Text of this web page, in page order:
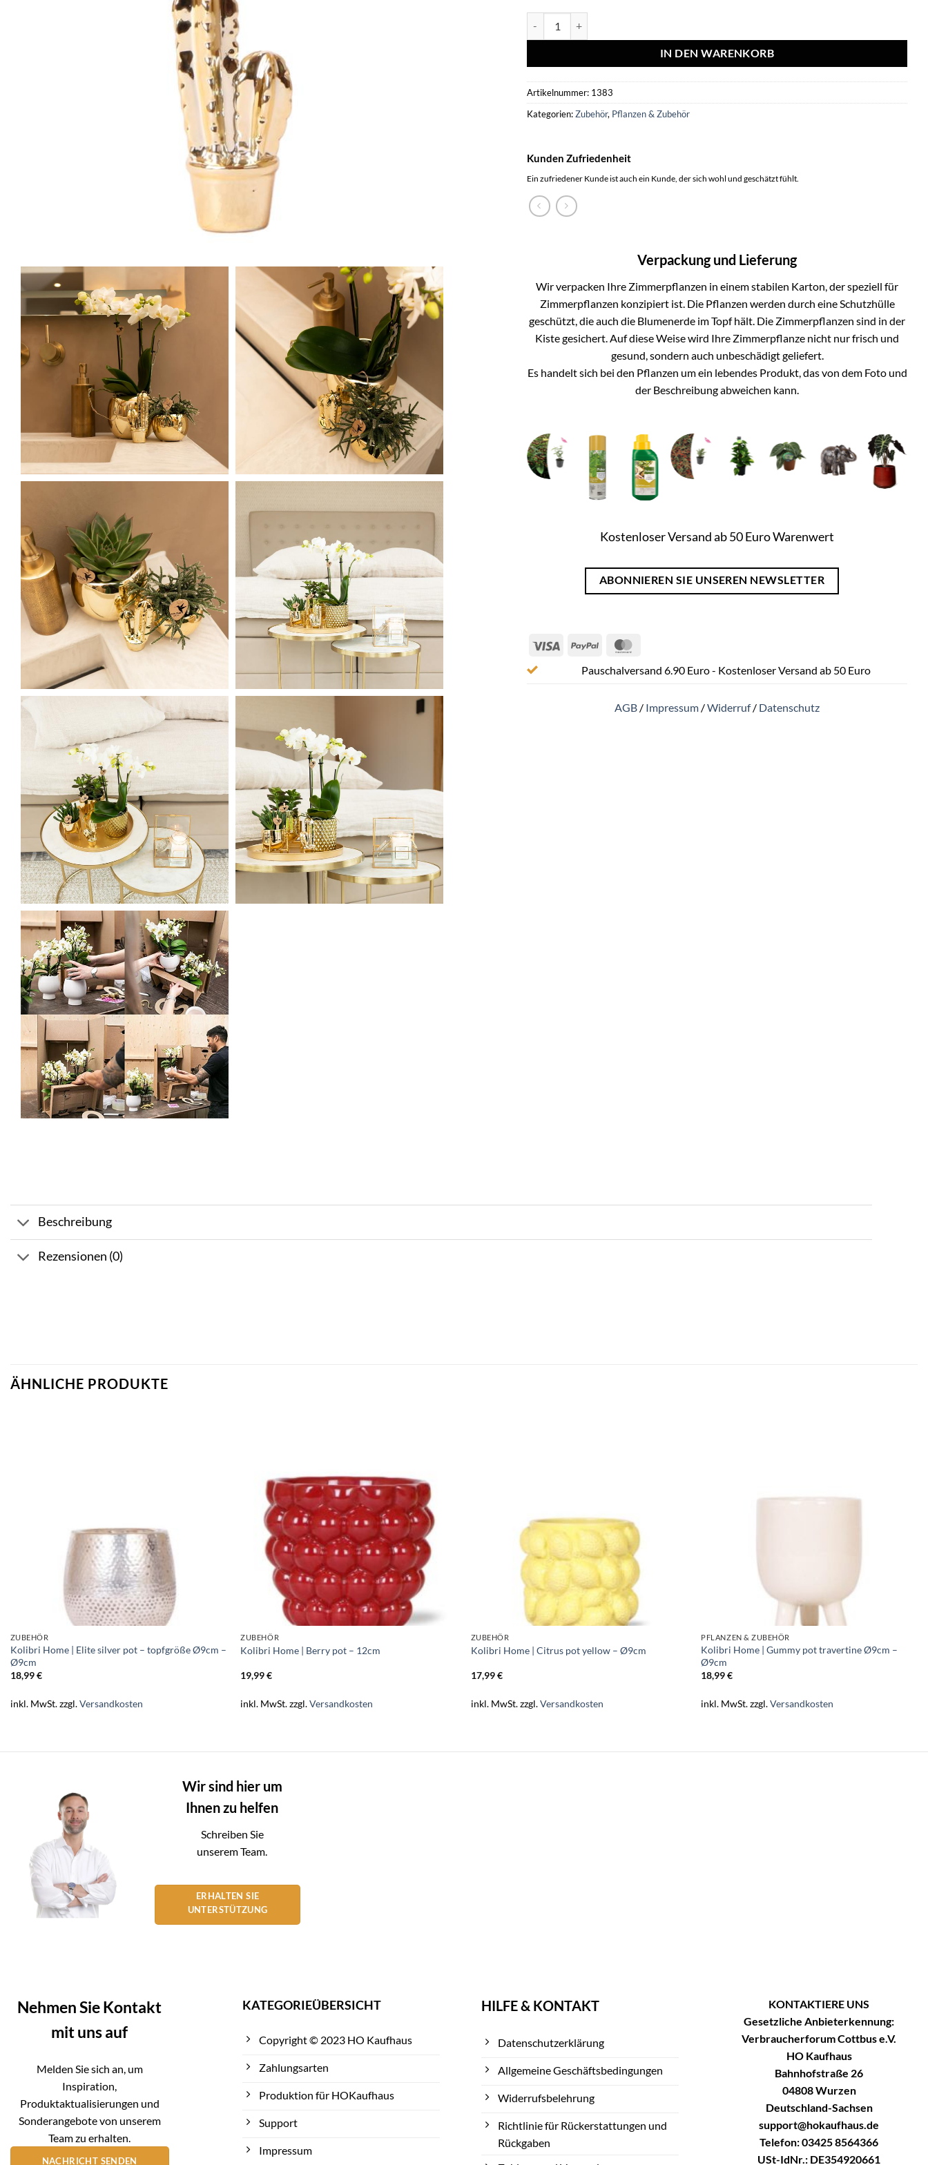
IN DEN WARENKORB
Artikelnummer: 1383
Kategorien:Zubehör, Pflanzen & Zubehör
Kunden Zufriedenheit
Ein zufriedener Kunde ist auch ein Kunde, der sich wohl und geschätzt fühlt.
Verpackung und Lieferung
Wir verpacken Ihre Zimmerpflanzen in einem stabilen Karton, der speziell für
Zimmerpflanzen konzipiert ist. Die Pflanzen werden durch eine Schutzhülle
geschützt, die auch die Blumenerde im Topf hält. Die Zimmerpflanzen sind in der
Kiste gesichert. Auf diese Weise wird Ihre Zimmerpflanze nicht nur frisch und
gesund, sondern auch unbeschädigt geliefert.
Es handelt sich bei den Pflanzen um ein lebendes Produkt, das von dem Foto und
der Beschreibung abweichen kann.
Kostenloser Versand ab 50 Euro Warenwert
ABONNIEREN SIE UNSEREN NEWSLETTER
Visa PayPal
Pauschalversand 6.90 Euro - Kostenloser Versand ab 50 Euro
AGB / Impressum /Widerruf/ Datenschutz
Beschreibung
Rezensionen (0)
ÄHNLICHE PRODUKTE
ZUBEHÖR
Kolibri Home | Elite silver pot – topfgröße Ø9cm –
Ø9cm
18,99€
inkl. MwSt.zzgl.Versandkosten
ZUBEHÖR
Kolibri Home | Berry pot – 12cm
19,99€
inkl. MwSt.zzgl.Versandkosten
ZUBEHÖR
Kolibri Home | Citrus pot yellow – Ø9cm
17,99€
inkl. MwSt.zzgl.Versandkosten
PFLANZEN & ZUBEHÖR
Kolibri Home | Gummy pot travertine Ø9cm –
Ø9cm
18,99€
inkl. MwSt.zzgl.Versandkosten
Wir sind hier um
Ihnen zu helfen
Schreiben Sie
unserem Team.
ERHALTEN SIE
UNTERSTÜTZUNG
Nehmen Sie Kontakt
mit uns auf
Melden Sie sich an, um
Inspiration,
Produktaktualisierungen und
Sonderangebote von unserem
Team zu erhalten.
NACHRICHT SENDEN
KATEGORIEÜBERSICHT
Copyright © 2023 HO Kaufhaus
Zahlungsarten
Produktion für HOKaufhaus
Support
Impressum
HILFE & KONTAKT
Datenschutzerklärung
Allgemeine Geschäftsbedingungen
Widerrufsbelehrung
Richtlinie für Rückerstattungen und
Rückgaben
KONTAKTIERE UNS
Gesetzliche Anbieterkennung:
Verbraucherforum Cottbus e.V.
HO Kaufhaus
Bahnhofstraße 26
04808 Wurzen
Deutschland-Sachsen
support@hokaufhaus.de
Telefon: 03425 8564366
USt-IdNr.: DE354920661